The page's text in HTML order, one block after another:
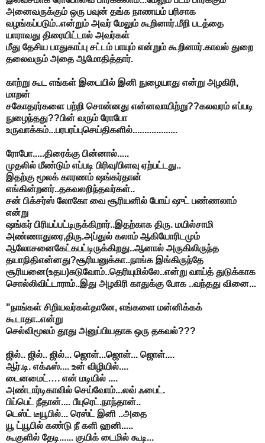
அனைவருக்கும் ஒரு பவுன் தங்க நாணயம் பரிசாக
வழங்கப்படும்..என்றும் அவர் மேலும் கூறினார்.மீறி படத்தை
யாராவது திரையிட்டால் அவர்கள்
மீது தேசிய பாதுகாப்பு சட்டம் பாயும் என்றும் கூறினார்.காவல் துறை
தலைவரும் அதை ஆமோதித்தார்.
காற்று கூட எங்கள் இடையில் இனி நுழையாது என்று அழகிரி,
மாறன்
சகோதரர்களை பற்றி சொன்னது என்னவாயிற்று??கலவரம் எப்படி
நுழைந்தது??பின் வரும் ரோபோ
உருவாக்கம்...பரபரப்புசெய்திகளில்...................
ரோபோ.....திரைக்கு பின்னால்.....
முதலில் மீண்டும் எப்படி பிரிவு/பிளவு ஏற்பட்டது..
இதற்கு மூலக் காரணம் ஷங்கர்தான்
எங்கின்றனர்..தகவலறிந்தவர்கள்..
சன் பிக்சர்ஸ் லோகோ வை சூரியனில் போய் ஷுட் பண்ணலாம்
என்று
ஷங்கர் பிரியப்பட்டிருக்கிறார்..இதற்காக திரு. மயில்சாமி
அண்ணாதுரை,திரு.அப்துல் கலாம் ஆகியோரிடமும்
ஆலோசனைகேட்கபட்டிருக்கிறது..ஆனால் அருகிலிருந்த
தயாநிதிஎன்னது?சூரியனுக்கா..நாங்க இங்கிருந்தே
சூரியனை(உதய)சுடுவோம்..தெரியுமில்லே..என்று வாய்த் துடுக்காக
சொல்லிவிட்டாராம்..இது அழகிரி காதுக்கு போக ..வந்தது வினை...
"நாங்கள் சிறியவர்கள்தானே, எங்களை மன்னிக்கக்
கூடாதா..என்று
செல்விமூலம் தூது அனுப்பியதாக ஒரு தகவல்???
ஜில்.. ஜில்.. ஜில்... ஜொள்...ஜொள்... ஜொள்....
ஆர்.டி. எக்ஃஸ்.... உன் விழியில்....
டைனமைட்…. என் மடியில் ....
அண்டார்டிகாவில் செய்வோம்...லவ் ஃபைட்.
பிப்பெட் நீதான்.... பீயுரெட்.நாந்தான்..
டெஸ்ட் டீயூபில்... ரெஸ்ட் இனி ..அதை
யூ ட்யூபில் கண்டு நீ களி ஹனி.....
கூகுளில் தேடி...... குயிக் டைமில் கூடி...